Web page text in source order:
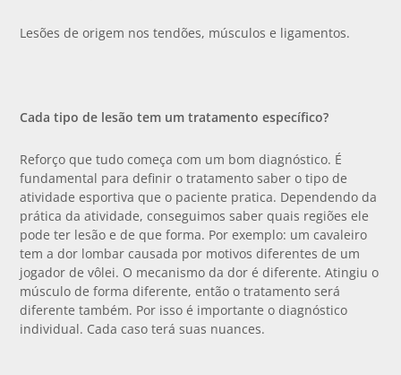
Lesões de origem nos tendões, músculos e ligamentos.
Cada tipo de lesão tem um tratamento específico?
Reforço que tudo começa com um bom diagnóstico. É
fundamental para definir o tratamento saber o tipo de
atividade esportiva que o paciente pratica. Dependendo da
prática da atividade, conseguimos saber quais regiões ele
pode ter lesão e de que forma. Por exemplo: um cavaleiro
tem a dor lombar causada por motivos diferentes de um
jogador de vôlei. O mecanismo da dor é diferente. Atingiu o
músculo de forma diferente, então o tratamento será
diferente também. Por isso é importante o diagnóstico
individual. Cada caso terá suas nuances.